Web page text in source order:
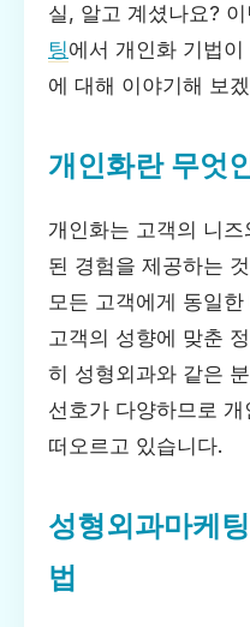
실, 알고 계셨나요?
팅에서 개인화 기법
에 대해 이야기해 보
개인화란 무엇
개인화는 고객의 니
된 경험을 제공하는
모든 고객에게 동일
고객의 성향에 맞춘
히 성형외과와 같은
선호가 다양하므로
떠오르고 있습니다.
성형외과마케
법